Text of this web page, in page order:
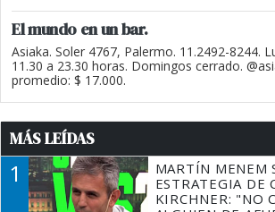
El mundo en un bar.
Asiaka. Soler 4767, Palermo. 11.2492-8244.
11.30 a 23.30 horas. Domingos cerrado.
promedio: $ 17.000.
MÁS LEÍDAS
1
MARTÍN MENEM
ESTRATEGIA DE
KIRCHNER: "NO